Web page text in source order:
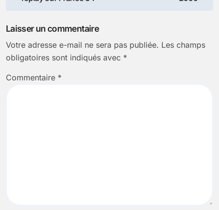
l’article
Laisser un commentaire
Votre adresse e-mail ne sera pas publiée. Les champs
obligatoires sont indiqués avec *
Commentaire *